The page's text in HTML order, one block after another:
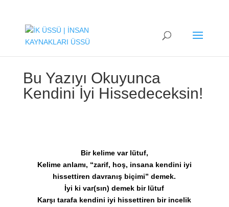
Bu Yazıyı Okuyunca
Kendini İyi Hissedeceksin!
Bir kelime var lütuf,
Kelime anlamı, “zarif, hoş, insana kendini iyi
hissettiren davranış biçimi” demek.
İyi ki var(sın) demek bir lütuf
Karşı tarafa kendini iyi hissettiren bir incelik